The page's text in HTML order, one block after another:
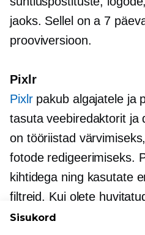
jaoks. Sellel on a 7
prooviversioon.
Pixlr
Pixlrpakub algajatele ja
tasuta veebiredaktorit ja
on tööriistad
fotode redigeerimiseks.
kihtidega ning kasutate
filtreid. Kui olete
lisatasu pakett 30
Sisukord